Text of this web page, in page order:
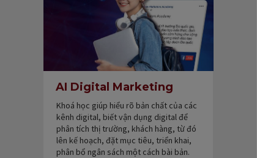
Khoá học giúp hiểu rõ bản chất của các
kênh digital, biết vận dụng digital để
phân tích thị trường, khách hàng, từ đó
lên kế hoạch, đặt mục tiêu, triển khai,
phân bổ ngân sách một cách bài bản.
AI Digital Marketing